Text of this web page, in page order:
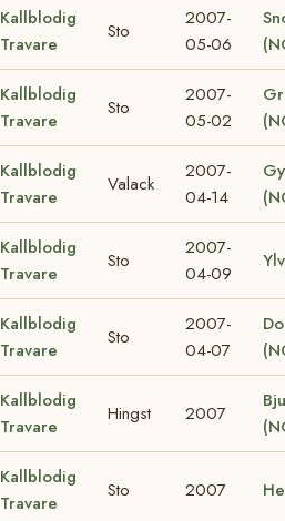
Kallblodig
Travare
Sto
2007-
05-06
Kallblodig
Travare
Sto
2007-
05-02
Kallblodig
Travare
Valack
2007-
04-14
Kallblodig
Travare
Sto
2007-
04-09
Kallblodig
Travare
Sto
2007-
04-07
Kallblodig
Travare
Hingst 2007
Kallblodig
Travare
Sto 2007